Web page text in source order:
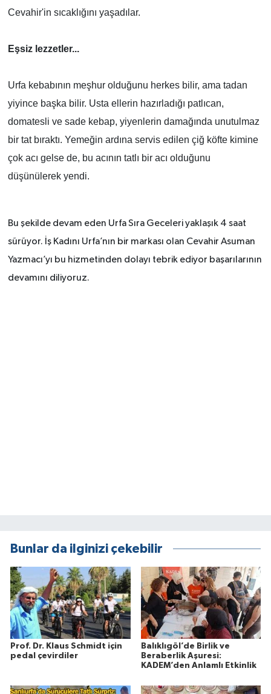
Cevahir'in sıcaklığını yaşadılar.
Eşsiz lezzetler...
Urfa kebabının meşhur olduğunu herkes bilir, ama tadan
yiyince başka bilir. Usta ellerin hazırladığı patlıcan,
domatesli ve sade kebap, yiyenlerin damağında unutulmaz
bir tat bıraktı. Yemeğin ardına servis edilen çiğ köfte kimine
çok acı gelse de, bu acının tatlı bir acı olduğunu
düşünülerek yendi.
Bu şekilde devam eden Urfa Sıra Geceleri yaklaşık 4 saat
sürüyor. İş Kadını Urfa’nın bir markası olan Cevahir Asuman
Yazmacı’yı bu hizmetinden dolayı tebrik ediyor başarılarının
devamını diliyoruz.
Bunlar da ilginizi çekebilir
Prof. Dr. Klaus Schmidt için
pedal çevirdiler
Balıklıgöl’de Birlik ve
Beraberlik Aşuresi:
KADEM’den Anlamlı Etkinlik